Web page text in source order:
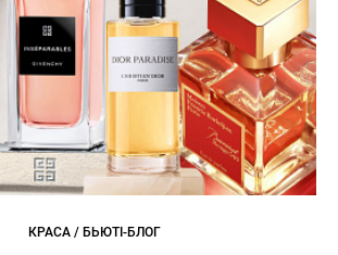
КРАСА / БЬЮТІ-БЛОГ